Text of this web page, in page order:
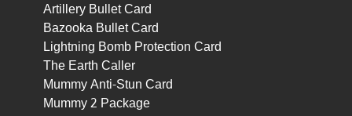
Artillery Bullet Card
Bazooka Bullet Card
Lightning Bomb Protection Card
The Earth Caller
Mummy Anti-Stun Card
Mummy 2 Package